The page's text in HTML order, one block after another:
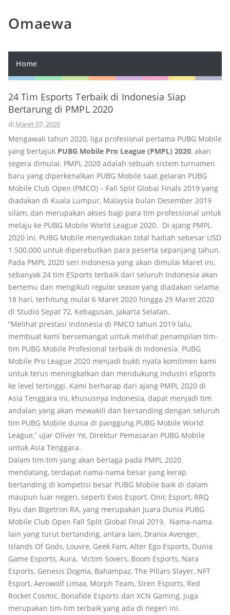
Omaewa
Home
24 Tim Esports Terbaik di Indonesia Siap
Bertarung di PMPL 2020
di Maret 07, 2020
Mengawali tahun 2020, liga profesional pertama PUBG Mobile
yang bertajuk PUBG Mobile Pro League (PMPL) 2020, akan
segera dimulai. PMPL 2020 adalah sebuah sistem turnamen
baru yang diperkenalkan PUBG Mobile saat gelaran PUBG
Mobile Club Open (PMCO) – Fall Split Global Finals 2019 yang
diadakan di Kuala Lumpur, Malaysia bulan Desember 2019
silam, dan merupakan akses bagi para tim professional untuk
melaju ke PUBG Mobile World League 2020. Di ajang PMPL
2020 ini, PUBG Mobile menyediakan total hadiah sebesar USD
1.500.000 untuk diperebutkan para peserta sepanjang tahun.
Pada PMPL 2020 seri Indonesia yang akan dimulai Maret ini,
sebanyak 24 tim ESports terbaik dari seluruh Indonesia akan
bertemu dan mengikuti regular season yang diadakan selama
18 hari, terhitung mulai 6 Maret 2020 hingga 29 Maret 2020
di Studio Sepat 72, Kebagusan, Jakarta Selatan.
“Melihat prestasi Indonesia di PMCO tahun 2019 lalu,
membuat kami bersemangat untuk melihat penampilan tim-
tim PUBG Mobile Profesional terbaik di Indonesia. PUBG
Mobile Pro League 2020 menjadi bukti nyata komitmen kami
untuk terus meningkatkan dan mendukung industri eSports
ke level tertinggi. Kami berharap dari ajang PMPL 2020 di
Asia Tenggara ini, khususnya Indonesia, dapat menjadi tim
andalan yang akan mewakili dan bersanding dengan seluruh
tim PUBG Mobile dunia di panggung PUBG Mobile World
League,” ujar Oliver Ye, Direktur Pemasaran PUBG Mobile
untuk Asia Tenggara.
Dalam tim-tim yang akan berlaga pada PMPL 2020
mendatang, terdapat nama-nama besar yang kerap
bertanding di kompetisi besar PUBG Mobile baik di dalam
maupun luar negeri, seperti Evos Esport, Onic Esport, RRQ
Ryu dan Bigetron RA, yang merupakan Juara Dunia PUBG
Mobile Club Open Fall Split Global Final 2019. Nama-nama
lain yang turut bertanding, antara lain, Dranix Avenger,
Islands Of Gods, Louvre, Geek Fam, Alter Ego Esports, Dunia
Game Esports, Aura, Victim Sovers, Boom Esports, Nara
Esports, Genesis Dogma, Bahampaz, The Pillars Slayer, NFT
Esport, Aerowolf Limax, Morph Team, Siren Esports, Red
Rocket Cosmic, Bonafide Esports dan XCN Gaming, juga
merupakan tim-tim terbaik yang ada di negeri ini.